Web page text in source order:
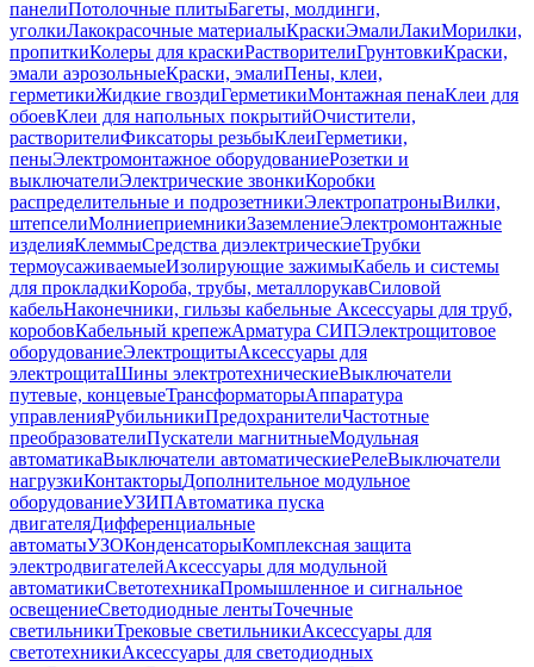
панелиПотолочные плитыБагеты, молдинги,
уголкиЛакокрасочные материалыКраскиЭмалиЛакиМорилки,
пропиткиКолеры для краскиРастворителиГрунтовкиКраски,
эмали аэрозольныеКраски, эмалиПены, клеи,
герметикиЖидкие гвоздиГерметикиМонтажная пенаКлеи для
обоевКлеи для напольных покрытийОчистители,
растворителиФиксаторы резьбыКлеиГерметики,
пеныЭлектромонтажное оборудованиеРозетки и
выключателиЭлектрические звонкиКоробки
распределительные и подрозетникиЭлектропатроныВилки,
штепселиМолниеприемникиЗаземлениеЭлектромонтажные
изделияКлеммыСредства диэлектрическиеТрубки
термоусаживаемыеИзолирующие зажимыКабель и системы
для прокладкиКороба, трубы, металлорукавСиловой
кабельНаконечники, гильзы кабельные Аксессуары для труб,
коробовКабельный крепежАрматура СИПЭлектрощитовое
оборудованиеЭлектрощитыАксессуары для
электрощитаШины электротехническиеВыключатели
путевые, концевыеТрансформаторыАппаратура
управленияРубильникиПредохранителиЧастотные
преобразователиПускатели магнитныеМодульная
автоматикаВыключатели автоматическиеРелеВыключатели
нагрузкиКонтакторыДополнительное модульное
оборудованиеУЗИПАвтоматика пуска
двигателяДифференциальные
автоматыУЗОКонденсаторыКомплексная защита
электродвигателейАксессуары для модульной
автоматикиСветотехникаПромышленное и сигнальное
освещениеСветодиодные лентыТочечные
светильникиТрековые светильникиАксессуары для
светотехникиАксессуары для светодиодных